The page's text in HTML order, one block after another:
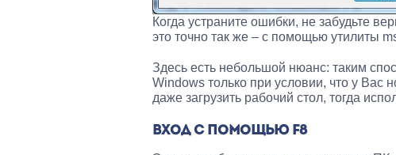
Когда устраните ошибки, не забудьте
это точно так же – с помощью утилиты
Здесь есть небольшой нюанс: таким
Windows только при условии, что у Вас
даже загрузить рабочий стол, тогда
ВХОД С ПОМОЩЬЮ F8